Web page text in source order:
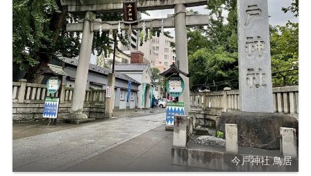
今戸神社 鳥居